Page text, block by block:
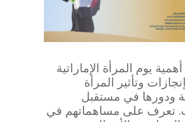
يوم المرأة الإماراتية
وتأثير المرأة
ودورها في مستقبل
تعرف على مساهماتهم في